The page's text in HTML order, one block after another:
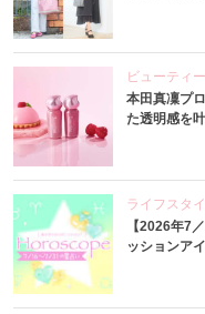
ビューティー
本田真凜プ
た透明感を
ライフスタ
【2026年7
ッションア